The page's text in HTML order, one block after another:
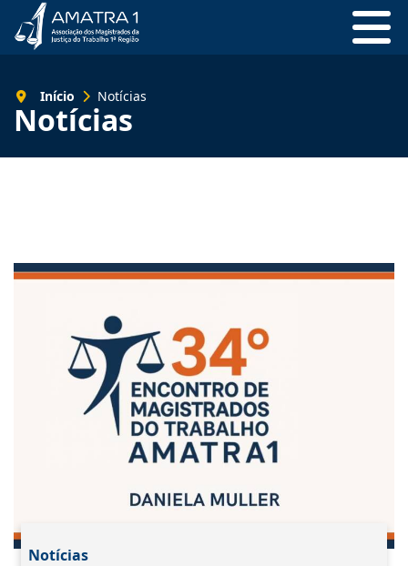
Notícias
Início Notícias
Notícias